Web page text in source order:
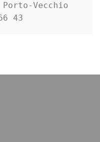
Vecchio
43